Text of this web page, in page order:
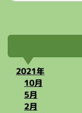
2021年
10月
5月
2月